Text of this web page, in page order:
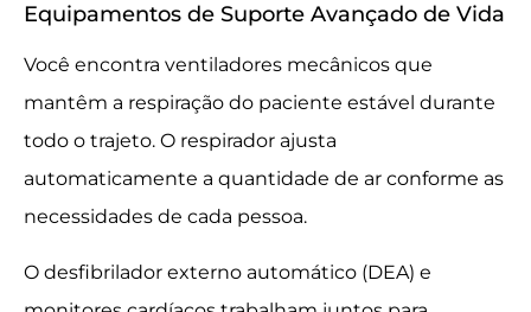
Equipamentos de Suporte Avançado de Vida
Você encontra ventiladores mecânicos que
mantêm a respiração do paciente estável durante
todo o trajeto. O respirador ajusta
automaticamente a quantidade de ar conforme as
necessidades de cada pessoa.
O desfibrilador externo automático (DEA) e